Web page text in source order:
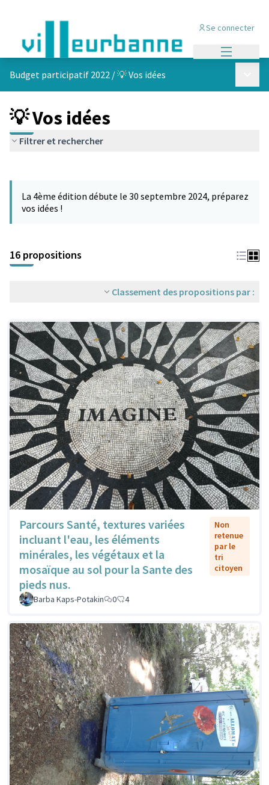
Se connecter
Budget participatif 2022 /💡 Vos idées
💡 Vos idées
Filtrer et rechercher
−
La 4ème édition débute le 30 septembre 2024, préparez
vos idées !
16 propositions
Classement des propositions par :
Parcours Santé, textures variées
incluant l'eau, les éléments
minérales, les végétaux et la
mosaïque au sol pour la Sante des
pieds nus.
Non
retenue
par le
tri
citoyen
Barba Kaps-Potakin 0 4